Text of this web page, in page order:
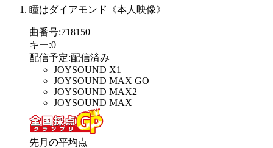
瞳はダイアモンド《本人映像》
曲番号:718150
キー:0
配信予定:配信済み
JOYSOUND X1
JOYSOUND MAX GO
JOYSOUND MAX2
JOYSOUND MAX
先月の平均点